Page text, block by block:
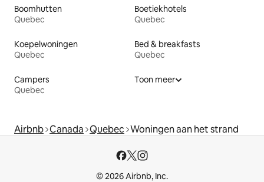
Boomhutten
Quebec
Boetiekhotels
Quebec
Koepelwoningen
Quebec
Bed & breakfasts
Quebec
Campers
Quebec
Toon meer
Airbnb Canada Quebec Woningen aan het strand
© 2026 Airbnb, Inc.